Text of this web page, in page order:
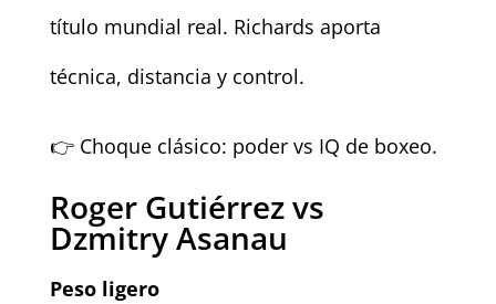
título mundial real. Richards aporta
técnica, distancia y control.
👉 Choque clásico: poder vs IQ de boxeo.
Roger Gutiérrez vs
Dzmitry Asanau
Peso ligero